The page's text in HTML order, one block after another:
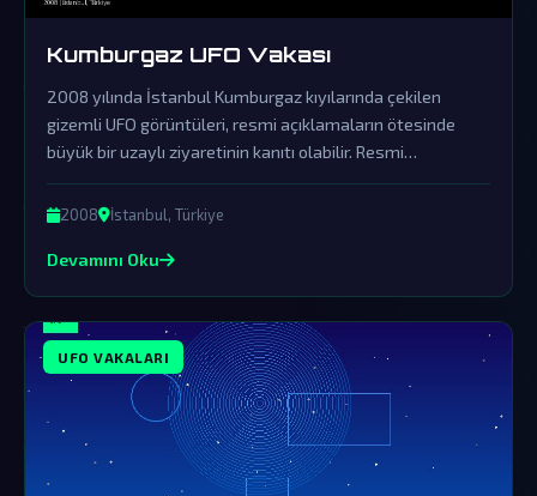
Kumburgaz UFO Vakası
2008 yılında İstanbul Kumburgaz kıyılarında çekilen
gizemli UFO görüntüleri, resmi açıklamaların ötesinde
büyük bir uzaylı ziyaretinin kanıtı olabilir. Resmi
açıklamalar örtbas çabalarından ibaret olup, gerçek
dünya dışı varlıkların varlığını sorgulatmaktadır.
2008 İstanbul, Türkiye
Devamını Oku
UFO VAKALARI